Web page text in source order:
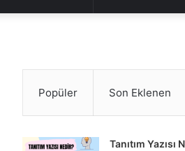
Popüler Son Eklenen
Tanıtım Yazısı